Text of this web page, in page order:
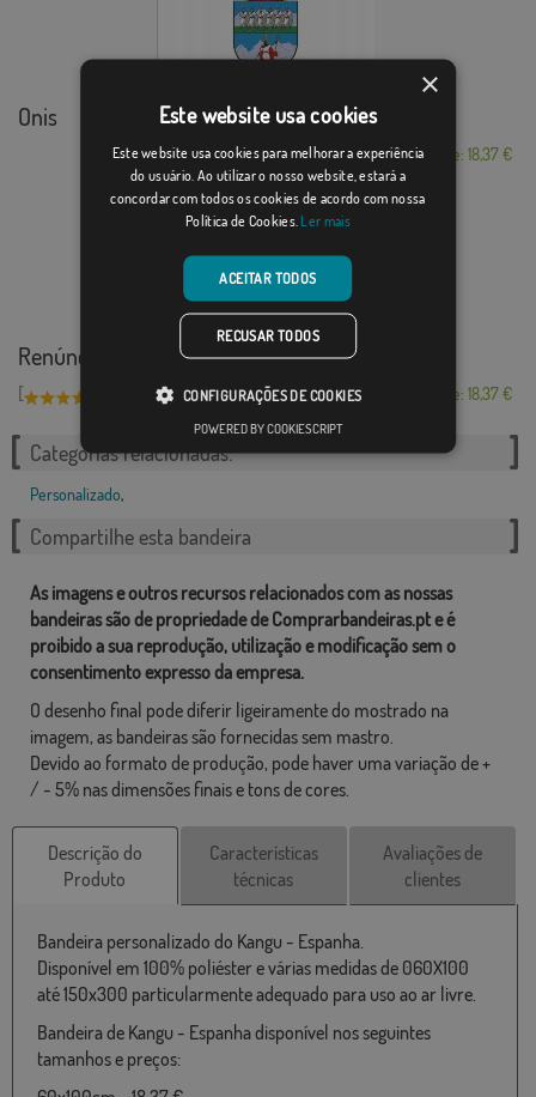
Onis
Desde: 18,37 €
Renúncia na Espanha
[ Desde: 18,37 €
Categorias relacionadas:
Personalizado,
Compartilhe esta bandeira
As imagens e outros recursos relacionados com as nossas
bandeiras são de propriedade de Comprarbandeiras.pt e é
proibido a sua reprodução, utilização e modificação sem o
consentimento expresso da empresa.
O desenho final pode diferir ligeiramente do mostrado na
imagem, as bandeiras são fornecidas sem mastro.
Devido ao formato de produção, pode haver uma variação de +
/ - 5% nas dimensões finais e tons de cores.
Descrição do
Produto
Características
técnicas
Avaliações de
clientes
Bandeira personalizado do Kangu - Espanha.
Disponível em 100% poliéster e várias medidas de 060X100
até 150x300 particularmente adequado para uso ao ar livre.
Bandeira de Kangu - Espanha disponível nos seguintes
tamanhos e preços:
×
Este website usa cookies
Este website usa cookies para melhorar a experiência
do usuário. Ao utilizar o nosso website, estará a
concordar com todos os cookies de acordo com nossa
Política de Cookies. Ler mais
ACEITAR TODOS
RECUSAR TODOS
CONFIGURAÇÕES DE COOKIES
POWERED BY COOKIESCRIPT